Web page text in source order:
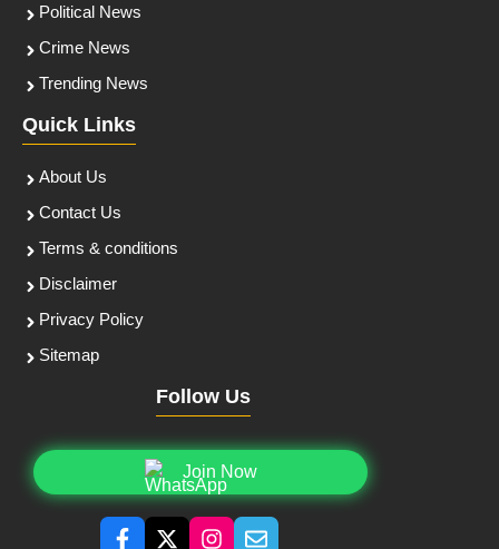
Political News
Crime News
Trending News
Quick Links
About Us
Contact Us
Terms & conditions
Disclaimer
Privacy Policy
Sitemap
Follow Us
Join Now